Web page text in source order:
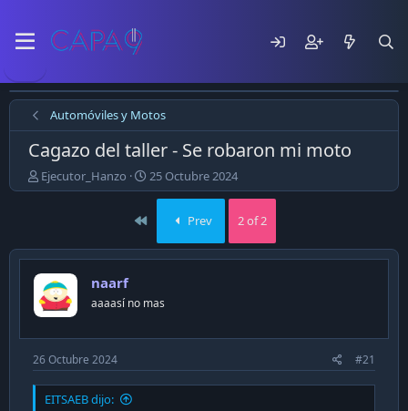
Automóviles y Motos
Cagazo del taller - Se robaron mi moto
E
m
ó
e
t
e
m
a
Ejecutor_Hanzo
F
e
d
u
l
c
a
25 Octubre 2024
First Prev 2 of 2
naarf
aaaasí no mas
26 Octubre 2024 #21
EITSAEB dijo: